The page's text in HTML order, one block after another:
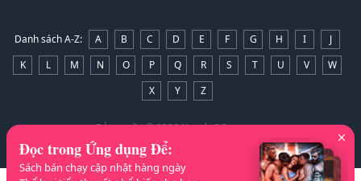
Danh sách A-Z: A B C D E F G H I
J
K
L M N O P Q R S T U V
W
X
Y Z
Bản quyền© 2026 NovelaGO
Đọc trong Ứng dụng Để:
Sách bán chạy cập nhật hàng ngày